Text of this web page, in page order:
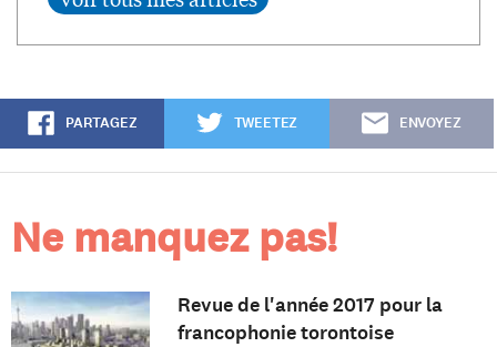
PARTAGEZ TWEETEZ ENVOYEZ
Ne manquez pas!
Revue de l'année 2017 pour la
francophonie torontoise